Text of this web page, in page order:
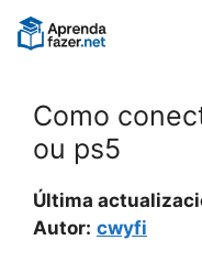
Pular
para
Como
ou ps5
Última
Autor: cwyfi